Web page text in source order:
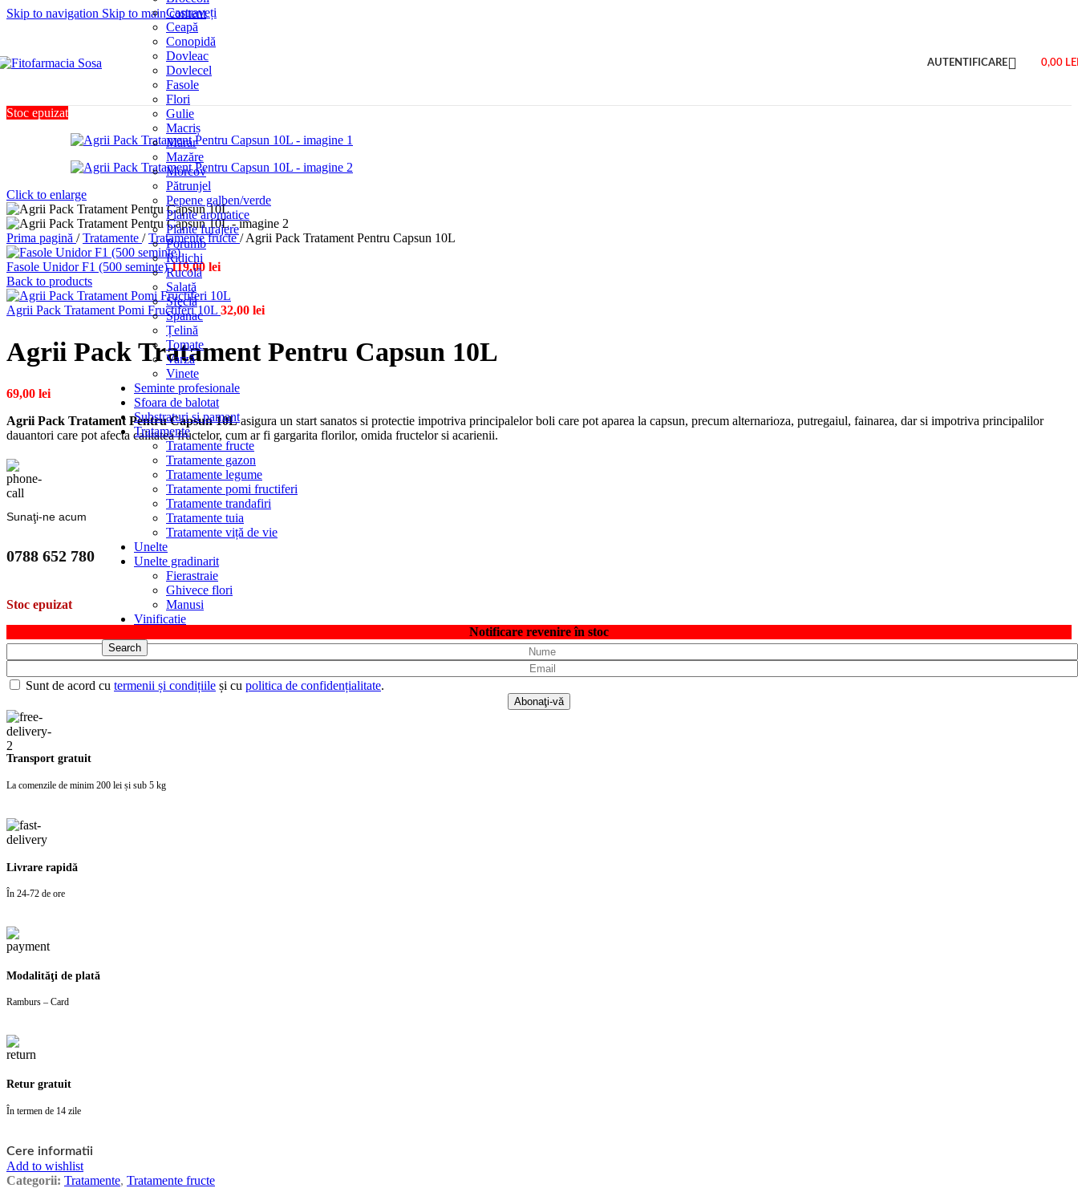
Skip to navigation Skip to main content
Castraveți
Ceapă
Conopidă
Dovleac
Dovlecel
Fasole
Flori
Gulie
Macriș
Mărar
Mazăre
Morcov
Pătrunjel
Pepene galben/verde
Plante aromatice
Plante furajere
Porumb
Ridichi
Rucolă
Salată
Sfeclă
Spanac
Țelină
Tomate
Varză
Vinete
Seminte profesionale
Sfoara de balotat
Substraturi si pamant
Tratamente
Tratamente fructe
Tratamente gazon
Tratamente legume
Tratamente pomi fructiferi
Tratamente trandafiri
Tratamente tuia
Tratamente viță de vie
Unelte
Unelte gradinarit
Fierastraie
Ghivece flori
Manusi
Vinificatie
Search
AUTENTIFICARE 0,00
Stoc epuizat
Click to enlarge
Prima pagină / Tratamente / Tratamente fructe/ Agrii Pack Tratament Pentru Capsun 10L
Fasole Unidor F1 (500 seminte)119,00 lei
Back to products
Agrii Pack Tratament Pomi Fructiferi 10L 32,00 lei
Agrii Pack Tratament Pentru Capsun 10L
69,00 lei
Agrii Pack Tratament Pentru Capsun 10Lasigura un start sanatos si protectie impotriva principalelor boli care pot aparea la capsun, precum alternarioza, putregaiul, fainarea, dar si impotriva principalilor
dauantori care pot afecta calitatea fructelor, cum ar fi gargarita florilor, omida fructelor si acarienii.
Sunaţi-ne acum
0788 652 780
Stoc epuizat
Notificare revenire în stoc
Sunt de acord cu termenii și condițiile și cu politica de confidențialitate.
Transport gratuit
La comenzile de minim 200 lei și sub 5 kg
Livrare rapidă
În 24-72 de ore
Modalităţi de plată
Ramburs – Card
Retur gratuit
În termen de 14 zile
Cere informatii
Add to wishlist
Categorii: Tratamente, Tratamente fructe